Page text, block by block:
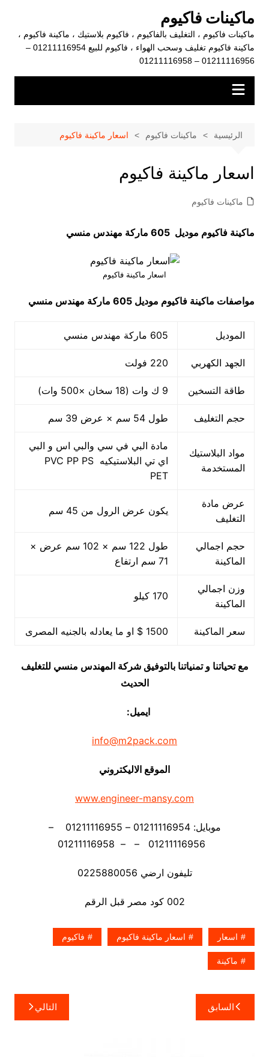
المحتوى
ماكينات فاكيوم
ماكينات فاكيوم ، التغليف بالفاكيوم ، فاكيوم بلاستيك ، ماكينة فاكيوم ،
ماكينة فاكيوم تغليف وسحب الهواء ، فاكيوم للبيع 01211116954 –
01211116956 – 01211116958
الرئيسية ماكينات فاكيوم اسعار ماكينة فاكيوم
اسعار ماكينة فاكيوم
ماكينات فاكيوم
ماكينة فاكيوم موديل 605 ماركة مهندس منسي
اسعار ماكينة فاكيوم
مواصفات ماكينة فاكيوم موديل 605 ماركة مهندس منسي
الموديل 605 ماركة مهندس منسي
الجهد الكهربي 220 فولت
طاقة التسخين 9 ك وات (18 سخان ×500 وات)
حجم التغليف طول 54 سم × عرض 39 سم
مواد البلاستيك
المستخدمة
مادة البي في سي والبي اس و البي
اي تي البلاستيكيه PVC PP PS
PET
عرض مادة
التغليف
يكون عرض الرول من 45 سم
حجم اجمالي
الماكينة
طول 122 سم × 102 سم عرض ×
71 سم ارتفاع
وزن اجمالي
الماكينة
170 كيلو
سعر الماكينة 1500 $ او ما يعادله بالجنيه المصرى
مع تحياتنا و تمنياتنا بالتوفيق شركة المهندس منسي للتغليف
الحديث
ايميل:
info@m2pack.com
الموقع الاليكتروني
www.engineer-mansy.com
موبايل: 01211116954 – 01211116955 –
تليفون ارضي 0225880056
002 كود مصر قبل الرقم
اسعار اسعار ماكينة فاكيوم فاكيوم
ماكينة
تصفّح
المقالات
السابق التالي